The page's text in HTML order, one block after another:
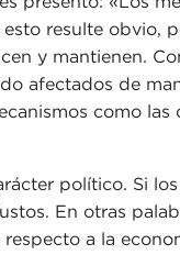
resulte obvio,
y mantienen.
afectados de
como las
político. Si
En otras
a la